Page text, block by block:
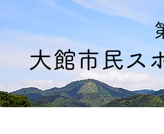
大館市民ス